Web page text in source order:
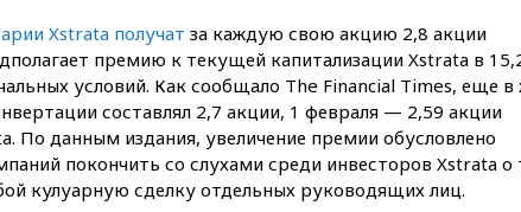
ресторана «Армения» в
Москве вернут утраченную
скульптуру балерины
вчера, 22:45
Литовец
протаранил погранпункт
попытке попасть в Россию
вчера, 22:28Бессент
анонсировал скорое
Xstrata получат за каждую свою акцию 2,8 акции
премию к текущей капитализации Xstrata в
условий. Как сообщало The Financial Times, еще в
составлял 2,7 акции, 1 февраля — 2,59 акции
По данным издания, увеличение премии обусловлено
покончить со слухами среди инвесторов Xstrata о
кулуарную сделку отдельных руководящих лиц.